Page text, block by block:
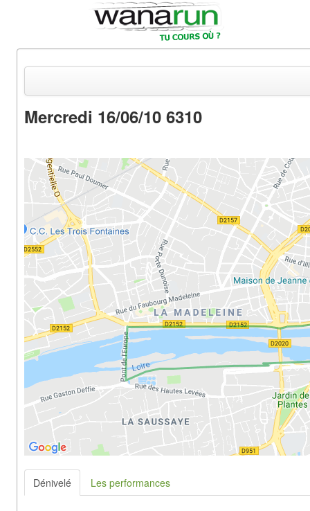
Equipements & Tests
Parcours & Courses
Outils & Réseaux
Mercredi 16/06/10 6310
Dénivelé Les performances